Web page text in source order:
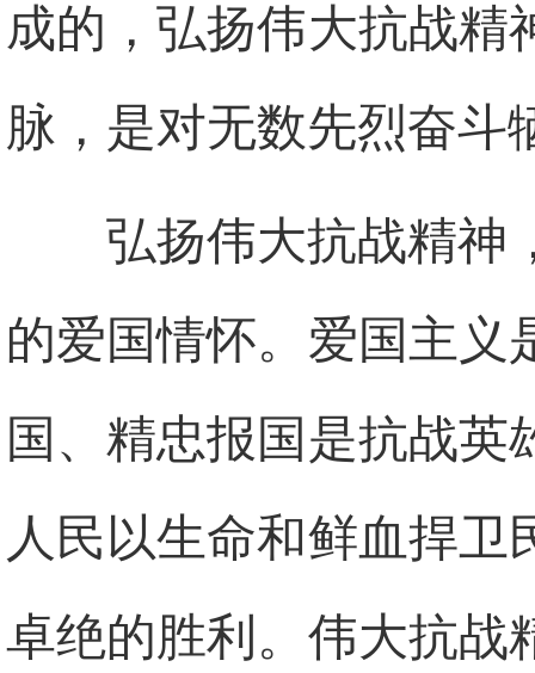
成的，弘扬伟大抗战精
脉，是对无数先烈奋斗
弘扬伟大抗战精神
的爱国情怀。爱国主义
国、精忠报国是抗战英
人民以生命和鲜血捍卫
卓绝的胜利。伟大抗战